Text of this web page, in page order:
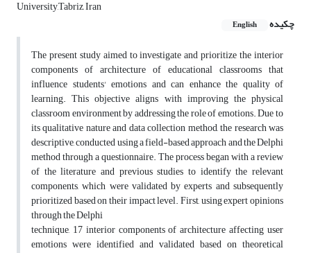
University,Tabriz, Iran
چکیده
English
The present study aimed to investigate and prioritize the interior
components of architecture of educational classrooms that
influence students' emotions and can enhance the quality of
learning. This objective aligns with improving the physical
classroom environment by addressing the role of emotions. Due to
its qualitative nature and data collection method, the research was
descriptive, conducted using a field-based approach and the Delphi
method through a questionnaire. The process began with a review
of the literature and previous studies to identify the relevant
components, which were validated by experts and subsequently
prioritized based on their impact level. First, using expert opinions
through the Delphi
technique, 17 interior components of architecture affecting user
emotions were identified and validated based on theoretical